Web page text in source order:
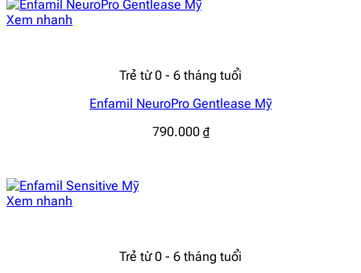
Xem nhanh
Trẻ từ 0 - 6 tháng tuổi
Enfamil NeuroPro Gentlease Mỹ
790.000 ₫
Xem nhanh
Trẻ từ 0 - 6 tháng tuổi